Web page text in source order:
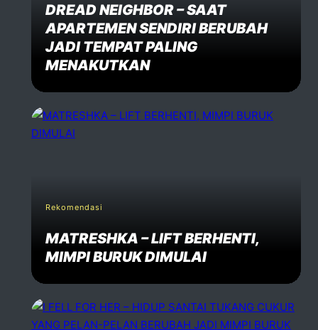
DREAD NEIGHBOR – SAAT
APARTEMEN SENDIRI BERUBAH
JADI TEMPAT PALING
MENAKUTKAN
Rekomendasi
MATRESHKA – LIFT BERHENTI,
MIMPI BURUK DIMULAI